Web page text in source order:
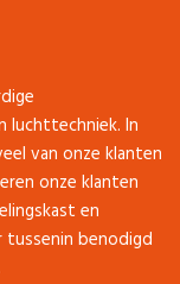
luchttechniek. In
van onze klanten
onze klanten
en
benodigd